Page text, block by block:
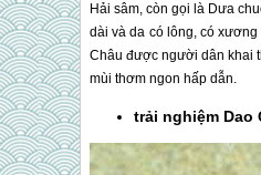
Hải sâm, còn gọi là Dưa
dài và da có lông, có
Châu được người dân khai
mùi thơm ngon hấp dẫn.
trải nghiệm Dao